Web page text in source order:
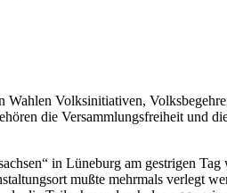
Volksinitiativen,
die Versammlungsfreiheit und
in Lüneburg am gestrigen
mußte mehrmals verlegt